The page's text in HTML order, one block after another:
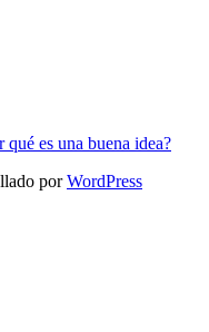
qué es una buena idea?
porWordPress